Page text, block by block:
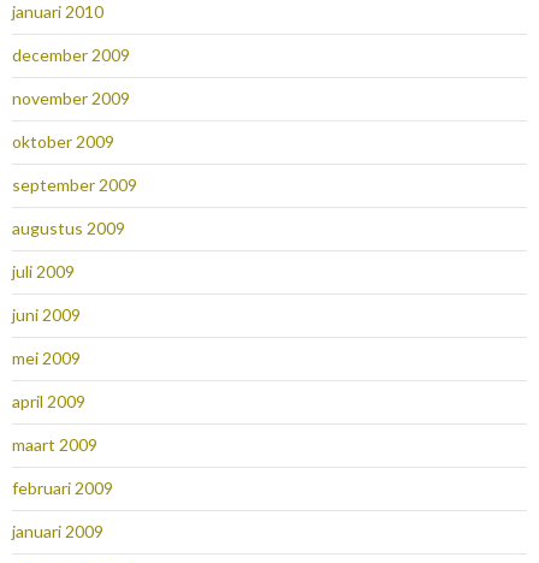
januari 2010
december 2009
november 2009
oktober 2009
september 2009
augustus 2009
juli 2009
juni 2009
mei 2009
april 2009
maart 2009
februari 2009
januari 2009